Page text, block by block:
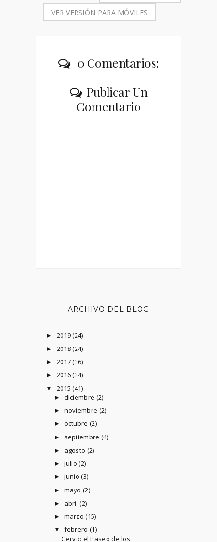
VER VERSIÓN PARA MÓVILES
0 Comentarios:
Publicar Un
Comentario
ARCHIVO DEL BLOG
► 2019(24)
► 2018(24)
► 2017(36)
► 2016(34)
▼ 2015(41)
► diciembre (2)
► noviembre (2)
► octubre (2)
► septiembre (4)
► agosto (2)
► julio(2)
► junio(3)
► mayo (2)
► abril(2)
► marzo(15)
▼ febrero (1)
Cervo: el Paseo de los